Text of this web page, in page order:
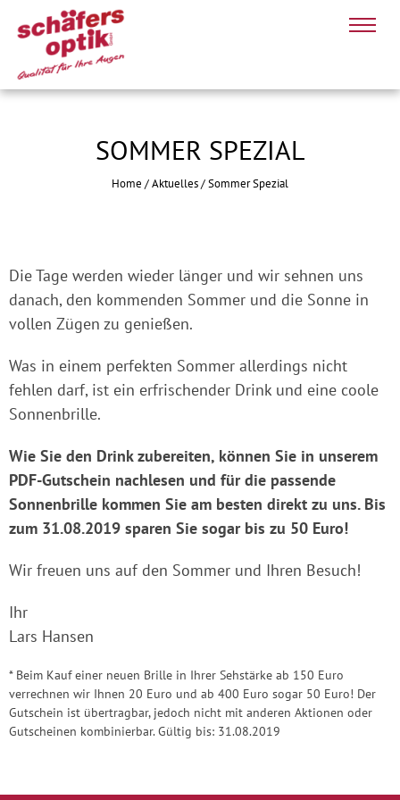
SOMMER SPEZIAL
Home /Aktuelles/Sommer Spezial
Die Tage werden wieder länger und wir sehnen uns
danach, den kommenden Sommer und die Sonne in
vollen Zügen zu genießen.
Was in einem perfekten Sommer allerdings nicht
fehlen darf, ist ein erfrischender Drink und eine coole
Sonnenbrille.
Wie Sie den Drink zubereiten, können Sie in unserem
PDF-Gutschein nachlesen und für die passende
Sonnenbrille kommen Sie am besten direkt zu uns. Bis
zum 31.08.2019 sparen Sie sogar bis zu 50 Euro!
Wir freuen uns auf den Sommer und Ihren Besuch!
Ihr
Lars Hansen
* Beim Kauf einer neuen Brille in Ihrer Sehstärke ab 150 Euro
verrechnen wir Ihnen 20 Euro und ab 400 Euro sogar 50 Euro! Der
Gutschein ist übertragbar, jedoch nicht mit anderen Aktionen oder
Gutscheinen kombinierbar. Gültig bis: 31.08.2019